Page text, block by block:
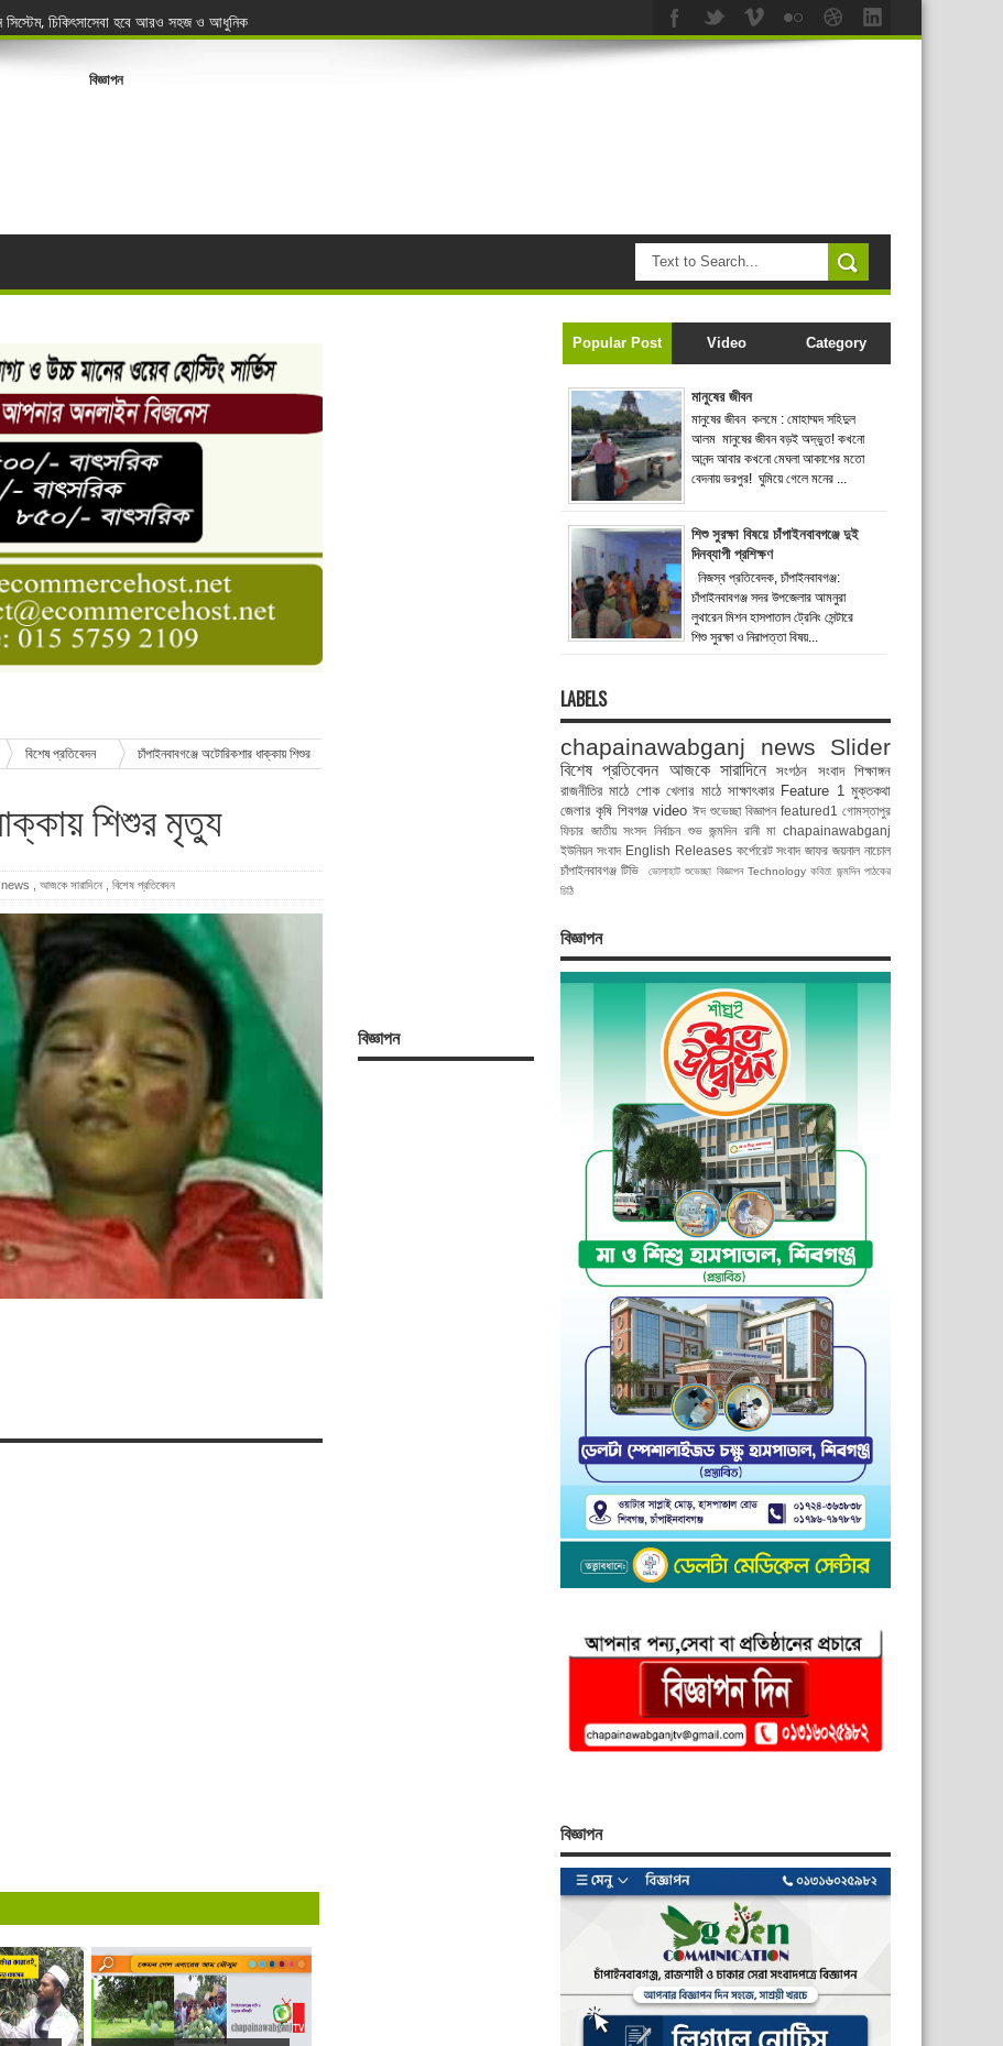
সিস্টেম, চিকিৎসাসেবা হবে আরও সহজ ও আধুনিক
থেকে ৮৪ মেট্রিক টন বাসমতি চােল জব্দ
বিজয়ী
বেসিক কোর্স
হাসনাত সুমন
যাওয়া ভ্যানচালকের মরদেহ উদ্ধার
বিজ্ঞাপন
বিজ্ঞাপন
বিশেষ প্রতিবেদন
চাঁপাইনবাবগঞ্জে অটোরিকশার ধাক্কায় শিশুর
শিশুর মৃত্যু
আজকে সারাদিনে বিশেষ প্রতিবেদন
Popular Post Video Category
মানুষের জীবন
মানুষের জীবন কলমে : মোহাম্মদ সহিদুল
আলম মানুষের জীবন বড়ই অদ্ভুত! কখনো
আনন্দ আবার কখনো মেঘলা আকাশের মতো
বেদনায় ভরপুর! ঘুমিয়ে গেলে মনের ...
শিশু সুরক্ষা বিষয়ে চাঁপাইনবাবগঞ্জে দুই
দিনব্যাপী প্রশিক্ষণ
নিজস্ব প্রতিবেদক, চাঁপাইনবাবগঞ্জ:
চাঁপাইনবাবগঞ্জ সদর উপজেলার আমনুরা
লুথারেন মিশন হাসপাতাল ট্রেনিং সেন্টারে
শিশু সুরক্ষা ও নিরাপত্তা বিষয়...
LABELS
chapainawabganj news Slider
বিশেষ প্রতিবেদন আজকে সারাদিনে সংগঠন সংবাদ
শিক্ষাঙ্গন
রাজনীতির মাঠে শোক খেলার মাঠে সাক্ষাৎকার Feature 1 মুক্তকথা
জেলার কৃষি শিবগঞ্জ video ঈদ শুভেচ্ছা বিজ্ঞাপন featured1 গোমস্তাপুর
ফিচার জাতীয় সংসদ নির্বাচন শুভ জন্মদিন রানী মা chapainawabganj
ইউনিয়ন সংবাদ English Releases কর্পোরেট সংবাদ জাফর জয়নাল নাচোল
চাঁপাইনবাবগঞ্জ টিভি
ভোলাহাট শুভেচ্ছা বিজ্ঞাপন Technology কবিতা জন্মদিন পাঠকের
চিঠি
বিজ্ঞাপন
বিজ্ঞাপন